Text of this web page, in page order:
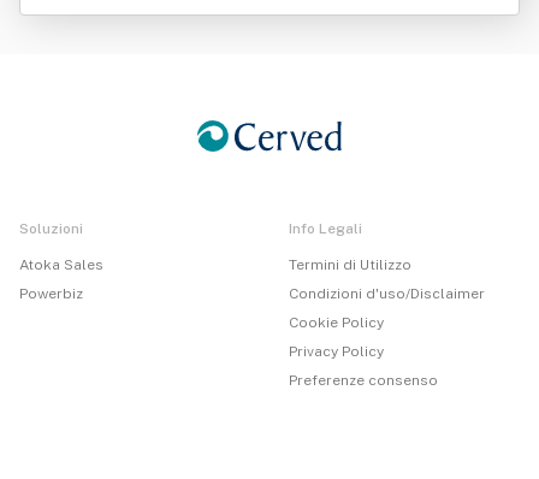
Soluzioni
Atoka Sales
Powerbiz
Info Legali
Termini di Utilizzo
Condizioni d'uso/Disclaimer
Cookie Policy
Privacy Policy
Preferenze consenso